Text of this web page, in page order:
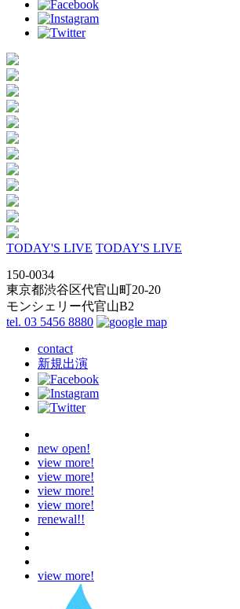
TODAY'S LIVE TODAY'S LIVE
150-0034
東京都渋谷区代官山町20-20
モンシェリー代官山B2
tel. 03 5456 8880
contact
新規出演
new open!
view more!
view more!
view more!
view more!
renewal!!
view more!